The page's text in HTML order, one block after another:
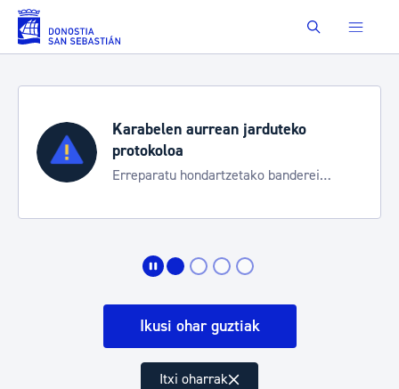
Eduki nagusira joan Buscar
Karabelen aurrean jarduteko
protokoloa
Erreparatu hondartzetako banderei
Ikusi ohar guztiak
Itxi oharrak